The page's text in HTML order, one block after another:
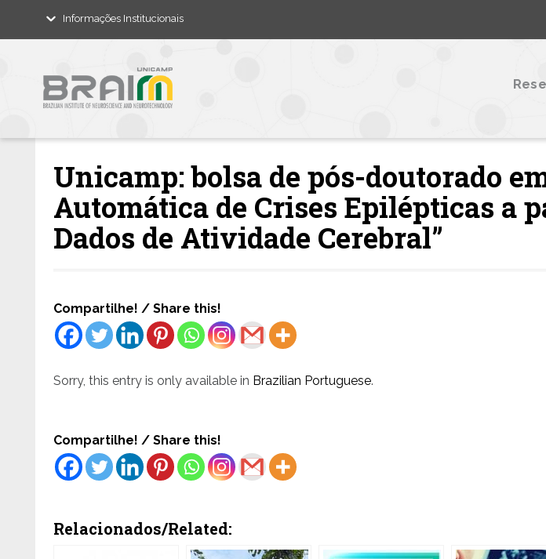
Informações Institucionais
Unicamp: bolsa de pós-doutorado
Automática de Crises Epilépticas a
Dados de Atividade Cerebral”
Compartilhe! / Share this!
Sorry, this entry is only available in Brazilian Portuguese.
Compartilhe! / Share this!
Relacionados/Related: